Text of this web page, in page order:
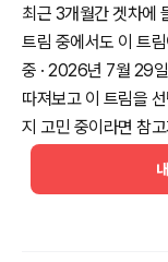
최근 3개월간 겟차에
트림 중에서도 이 트림
중 · 2026년 7월 29
따져보고 이 트림을
지 고민 중이라면 참